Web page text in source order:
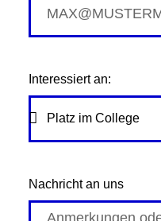
Interessiert an:
Nachricht an uns